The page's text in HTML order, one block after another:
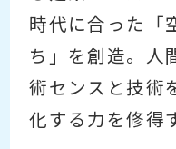
時代に合った「
ち」を創造。人
術センスと技術
化する力を修得